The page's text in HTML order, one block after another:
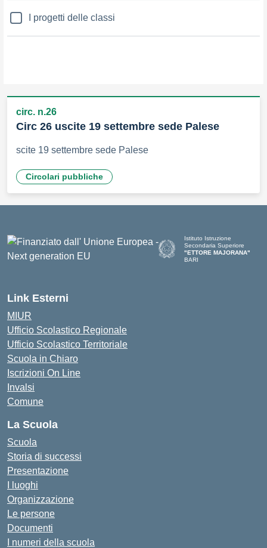
I progetti delle classi
circ. n.26
Circ 26 uscite 19 settembre sede Palese
scite 19 settembre sede Palese
Circolari pubbliche
Istituto Istruzione
Secondaria Superiore
"ETTORE MAJORANA"
BARI
Link Esterni
MIUR
Ufficio Scolastico Regionale
Ufficio Scolastico Territoriale
Scuola in Chiaro
Iscrizioni On Line
Invalsi
Comune
La Scuola
Scuola
Storia di successi
Presentazione
I luoghi
Organizzazione
Le persone
Documenti
I numeri della scuola